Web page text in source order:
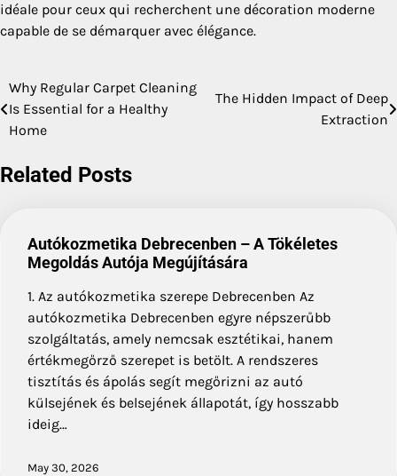
idéale pour ceux qui recherchent une décoration moderne
capable de se démarquer avec élégance.
Post
navigation
Why Regular Carpet Cleaning
Is Essential for a Healthy
Home
The Hidden Impact of Deep
Extraction
Related Posts
Autókozmetika Debrecenben – A Tökéletes
Megoldás Autója Megújítására
1. Az autókozmetika szerepe Debrecenben Az
autókozmetika Debrecenben egyre népszerűbb
szolgáltatás, amely nemcsak esztétikai, hanem
értékmegőrző szerepet is betölt. A rendszeres
tisztítás és ápolás segít megőrizni az autó
külsejének és belsejének állapotát, így hosszabb
ideig…
May 30, 2026